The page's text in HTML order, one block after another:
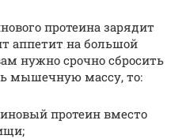
протеина зарядит
аппетит на большой
нужно срочно сбросить
мышечную массу, то:
протеин вместо